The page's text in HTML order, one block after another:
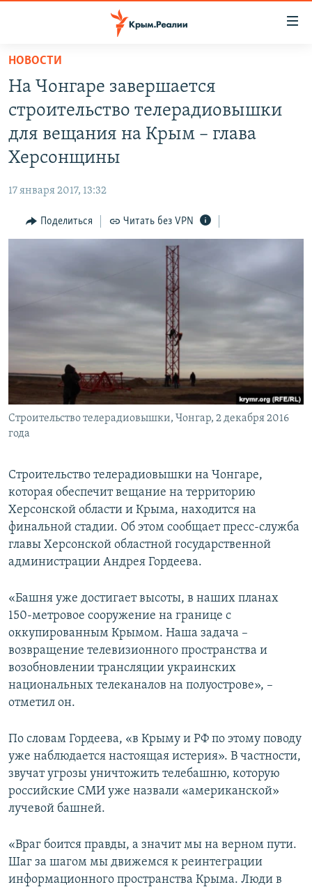
Вернуться
основному
содержанию
Вернутся
главной
Вернутся
поиску
СПЕЦПРОЕКТЫ
ВОДА
ИСТОРИЯ
ИНТЕРАКТИВ
ИНФОГРАФИКА
ELIFBE
УКРАИНСКАЯ ПРОБЛЕМА КРЫМА
РАДІО СВОБОДА
КАК ОБОЙТИ БЛОКИРОВКУ
Все сайты RFE/RL
НОВОСТИ
На Чонгаре завершается
строительство телерадиовышки
для вещания на Крым – глава
Херсонщины
17 января 2017, 13:32
Поделиться Читать без VPN
Строительство телерадиовышки, Чонгар, 2 декабря 2016
года
Строительство телерадиовышки на Чонгаре,
которая обеспечит вещание на территорию
Херсонской области и Крыма, находится на
финальной стадии. Об этом сообщает пресс-служба
главы Херсонской областной государственной
администрации Андрея Гордеева.
«Башня уже достигает высоты, в наших планах
150-метровое сооружение на границе с
оккупированным Крымом. Наша задача –
возвращение телевизионного пространства и
возобновлении трансляции украинских
национальных телеканалов на полуострове», –
отметил он.
По словам Гордеева, «в Крыму и РФ по этому поводу
уже наблюдается настоящая истерия». В частности,
звучат угрозы уничтожить телебашню, которую
российские СМИ уже назвали «американской»
лучевой башней.
«Враг боится правды, а значит мы на верном пути.
Шаг за шагом мы движемся к реинтеграции
информационного пространства Крыма. Люди в